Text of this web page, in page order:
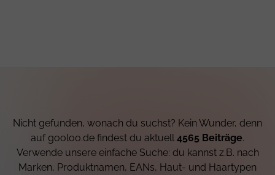
Nicht gefunden, wonach du suchst? Kein Wunder, denn
auf gooloo.de findest du aktuell 4565 Beiträge.
Verwende unsere einfache Suche: du kannst z.B. nach
Marken, Produktnamen, EANs, Haut- und Haartypen